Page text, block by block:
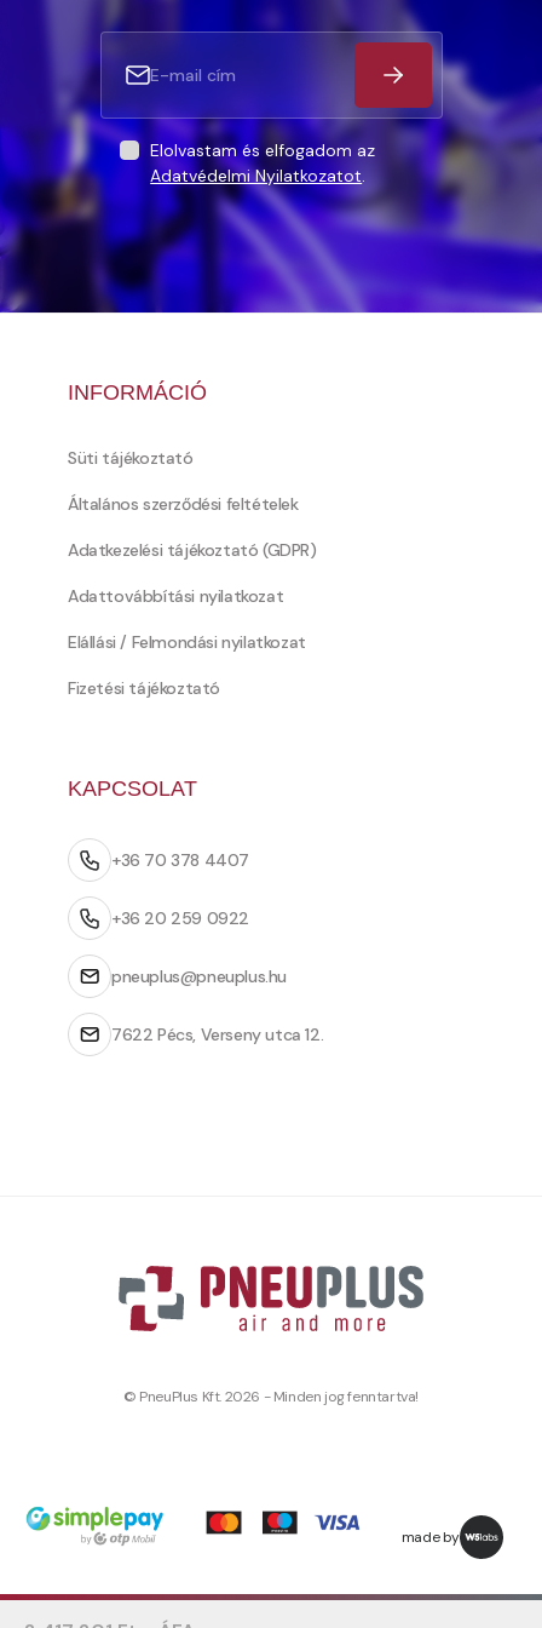
Elolvastam és elfogadom az
Adatvédelmi Nyilatkozatot.
INFORMÁCIÓ
Süti tájékoztató
Általános szerződési feltételek
Adatkezelési tájékoztató (GDPR)
Adattovábbítási nyilatkozat
Elállási / Felmondási nyilatkozat
Fizetési tájékoztató
KAPCSOLAT
+36 70 378 4407
+36 20 259 0922
pneuplus@pneuplus.hu
7622 Pécs, Verseny utca 12.
© PneuPlus Kft. 2026 - Minden jog fenntartva!
made by